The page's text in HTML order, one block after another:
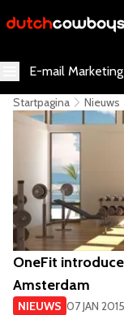
E-mail Marketing
Startpagina Nieuws
OneFit
Amsterdam
NIEUWS 07 JAN